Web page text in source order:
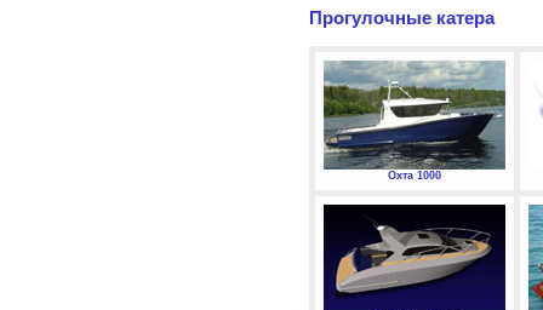
Прогулочные катера
Охта 1000